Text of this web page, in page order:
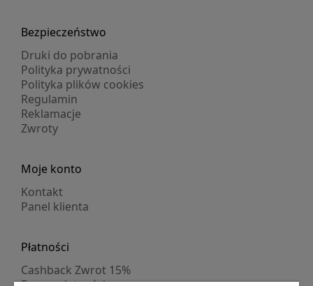
Bezpieczeństwo
Druki do pobrania
Polityka prywatności
Polityka plików cookies
Regulamin
Reklamacje
Zwroty
Moje konto
Kontakt
Panel klienta
Płatności
Cashback Zwrot 15%